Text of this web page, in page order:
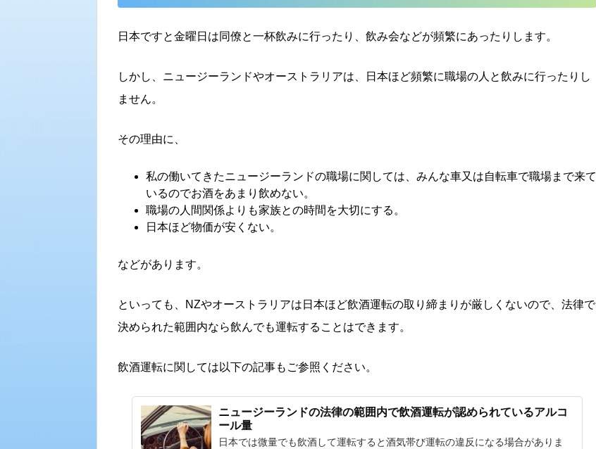
日本ですと金曜日は同僚と一杯飲みに行ったり、飲み会などが頻繁にあったりします。
しかし、ニュージーランドやオーストラリアは、日本ほど頻繁に職場の人と飲みに行ったりし
ません。
その理由に、
私の働いてきたニュージーランドの職場に関しては、みんな車又は自転車で職場まで来て
いるのでお酒をあまり飲めない。
職場の人間関係よりも家族との時間を大切にする。
日本ほど物価が安くない。
などがあります。
といっても、NZやオーストラリアは日本ほど飲酒運転の取り締まりが厳しくないので、法律で
決められた範囲内なら飲んでも運転することはできます。
飲酒運転に関しては以下の記事もご参照ください。
ニュージーランドの法律の範囲内で飲酒運転が認められているアルコ
ール量
日本では微量でも飲酒して運転すると酒気帯び運転の違反になる場合がありま